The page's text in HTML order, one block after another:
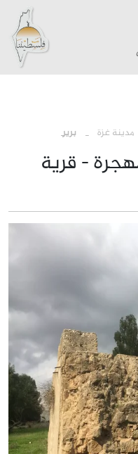
› مدينة غزة برير
- قرية